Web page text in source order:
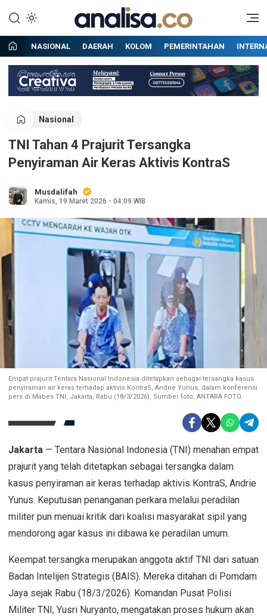
konten
Analisa
Situs berita online terpercaya
NASIONAL DAERAH KOLOM PEMERINTAHAN
Nasional
TNI Tahan 4 Prajurit Tersangka
Penyiraman Air Keras Aktivis KontraS
Musdalifah
Kamis, 19 Maret 2026 - 04:09 WIB
Empat prajurit Tentara Nasional Indonesia ditetapkan sebagai tersangka kasus
penyiraman air keras terhadap aktivis KontraS, Andrie Yunus, dalam konferensi
pers di Mabes TNI, Jakarta, Rabu (18/3/2026). Sumber foto: ANTARA FOTO.
Jakarta — Tentara Nasional Indonesia (TNI) menahan empat
prajurit yang telah ditetapkan sebagai tersangka dalam
kasus penyiraman air keras terhadap aktivis KontraS, Andrie
Yunus. Keputusan penanganan perkara melalui peradilan
militer pun menuai kritik dari koalisi masyarakat sipil yang
mendorong agar kasus ini dibawa ke peradilan umum.
Keempat tersangka merupakan anggota aktif TNI dari satuan
Badan Intelijen Strategis (BAIS). Mereka ditahan di Pomdam
Jaya sejak Rabu (18/3/2026). Komandan Pusat Polisi
Militer TNI, Yusri Nuryanto, mengatakan proses hukum akan